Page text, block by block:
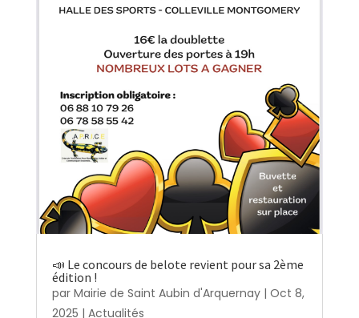
📣 Le concours de belote revient pour sa 2ème
édition !
par Mairie de Saint Aubin d'Arquernay| Oct 8,
2025 | Actualités